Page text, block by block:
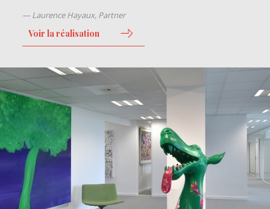
Laurence Hayaux, Partner
Voir la réalisation